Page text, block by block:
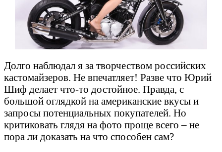
Долго наблюдал я за творчеством российских
кастомайзеров. Не впечатляет! Разве что Юрий
Шиф делает что-то достойное. Правда, с
большой оглядкой на американские вкусы и
запросы потенциальных покупателей. Но
критиковать глядя на фото проще всего – не
пора ли доказать на что способен сам?